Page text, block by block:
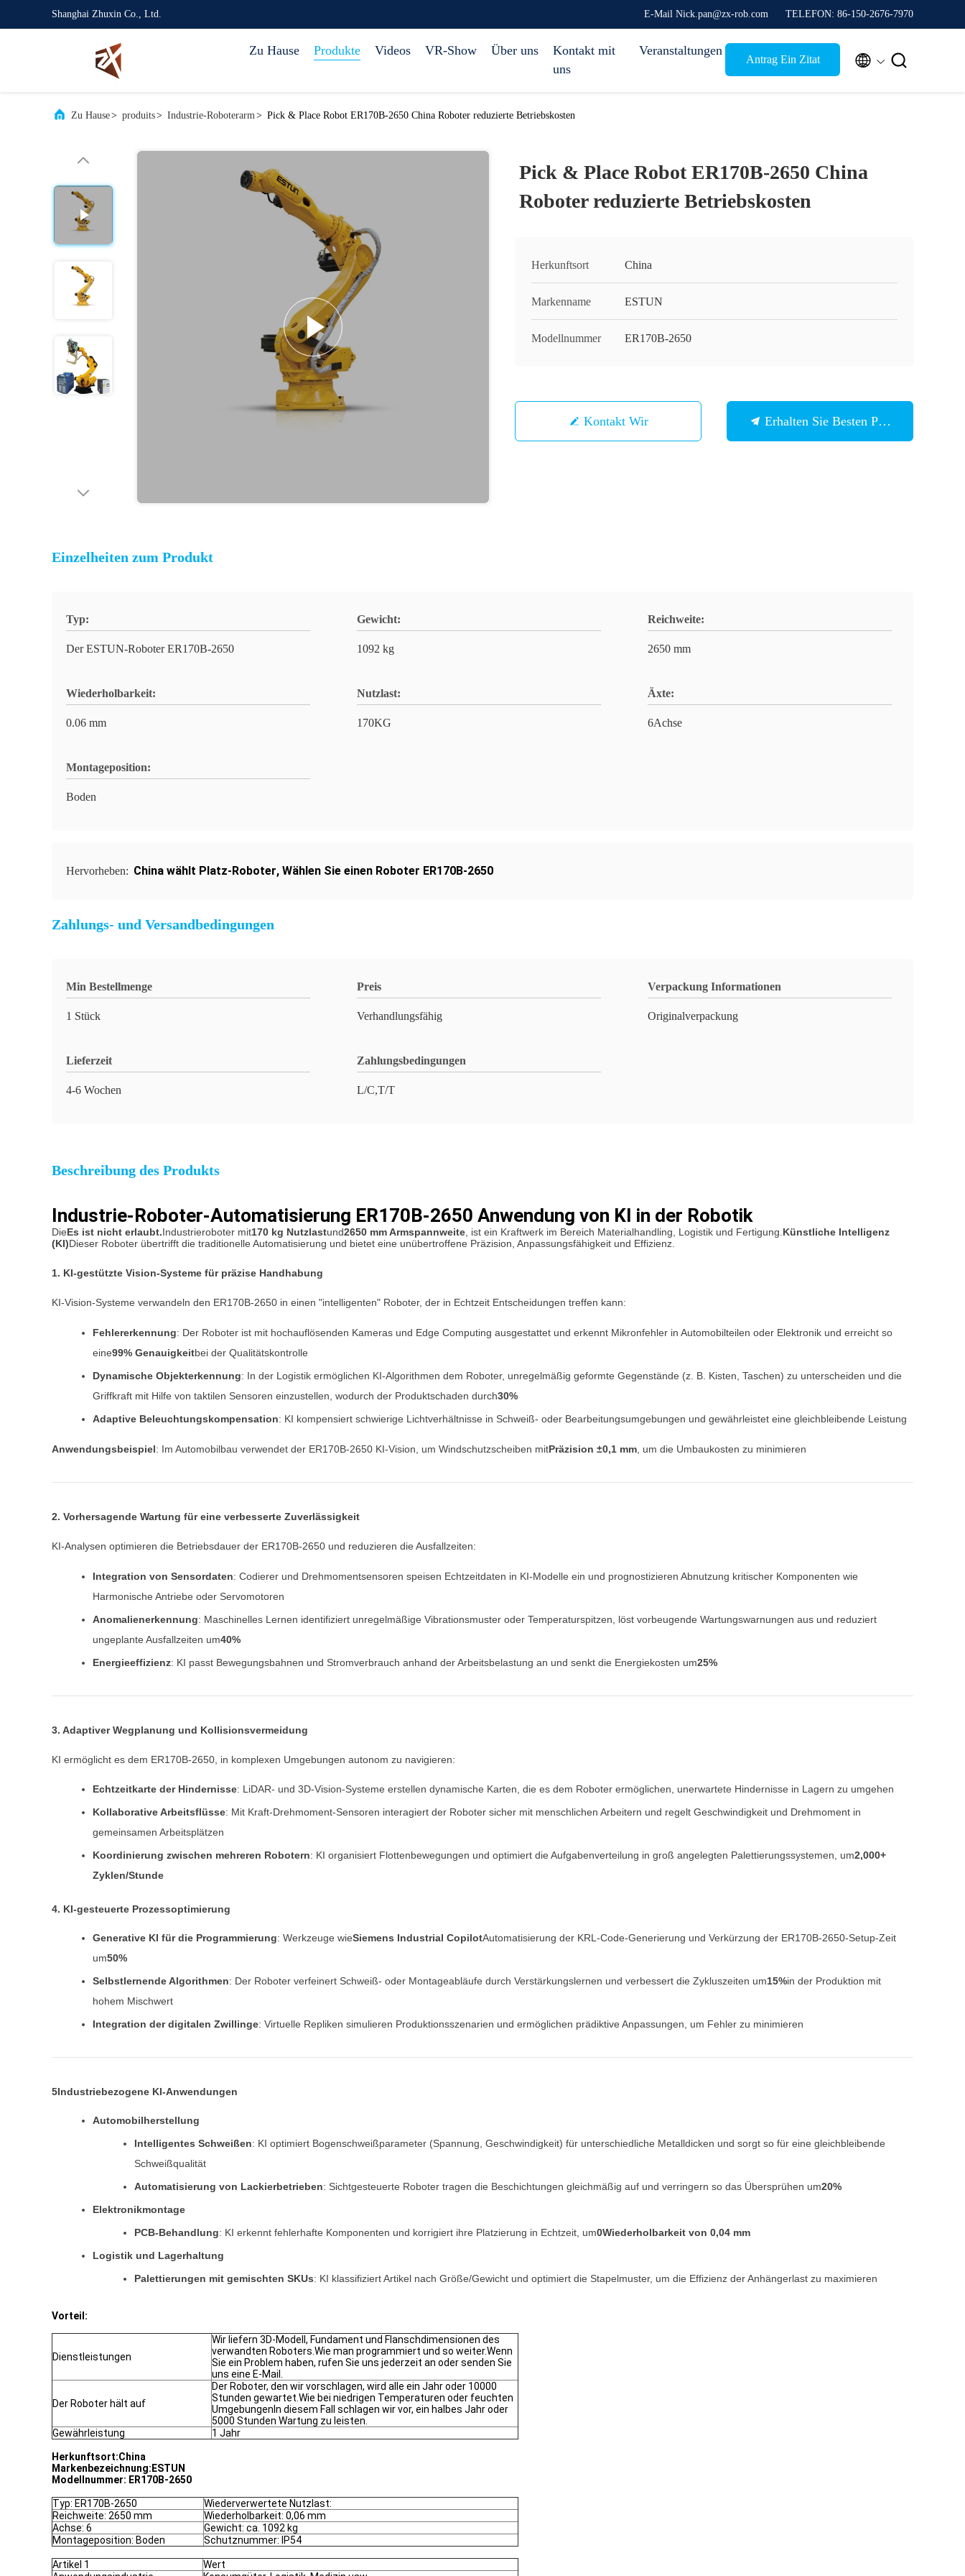
Shanghai Zhuxin Co., Ltd. E-Mail Nick.pan@zx-rob.com TELEFON: 86-150-2676-7970
Zu Hause Produkte Videos VR-Show Über uns
Kontakt mit
uns
Veranstaltungen
Antrag Ein Zitat  
Zu Hause> produits> Industrie-Roboterarm> Pick & Place Robot ER170B-2650 China Roboter reduzierte Betriebskosten
Pick & Place Robot ER170B-2650 China
Roboter reduzierte Betriebskosten
Herkunftsort China
Markenname ESTUN
Modellnummer ER170B-2650
Kontakt Wir Erhalten Sie Besten Preis
Einzelheiten zum Produkt
Typ:
Der ESTUN-Roboter ER170B-2650
Gewicht:
1092 kg
Reichweite:
2650 mm
Wiederholbarkeit:
0.06 mm
Nutzlast:
170KG
Äxte:
6Achse
Montageposition:
Boden
Hervorheben: China wählt Platz-Roboter, Wählen Sie einen Roboter ER170B-2650
Zahlungs- und Versandbedingungen
Min Bestellmenge
1 Stück
Preis
Verhandlungsfähig
Verpackung Informationen
Originalverpackung
Lieferzeit
4-6 Wochen
Zahlungsbedingungen
L/C,T/T
Beschreibung des Produkts
Industrie-Roboter-Automatisierung ER170B-2650 Anwendung von KI in der Robotik
DieEs ist nicht erlaubt.Industrieroboter mit170 kg Nutzlastund2650 mm Armspannweite , ist ein Kraftwerk im Bereich Materialhandling, Logistik und Fertigung. Künstliche Intelligenz
(KI)Dieser Roboter übertrifft die traditionelle Automatisierung und bietet eine unübertroffene Präzision, Anpassungsfähigkeit und Effizienz.
1. KI-gestützte Vision-Systeme für präzise Handhabung
KI-Vision-Systeme verwandeln den ER170B-2650 in einen "intelligenten" Roboter, der in Echtzeit Entscheidungen treffen kann:
Fehlererkennung: Der Roboter ist mit hochauflösenden Kameras und Edge Computing ausgestattet und erkennt Mikronfehler in Automobilteilen oder Elektronik und erreicht so
eine99% Genauigkeitbei der Qualitätskontrolle
Dynamische Objekterkennung: In der Logistik ermöglichen KI-Algorithmen dem Roboter, unregelmäßig geformte Gegenstände (z. B. Kisten, Taschen) zu unterscheiden und die
Griffkraft mit Hilfe von taktilen Sensoren einzustellen, wodurch der Produktschaden durch30%
Adaptive Beleuchtungskompensation: KI kompensiert schwierige Lichtverhältnisse in Schweiß- oder Bearbeitungsumgebungen und gewährleistet eine gleichbleibende Leistung
Anwendungsbeispiel: Im Automobilbau verwendet der ER170B-2650 KI-Vision, um Windschutzscheiben mitPräzision ±0,1 mm, um die Umbaukosten zu minimieren
2. Vorhersagende Wartung für eine verbesserte Zuverlässigkeit
KI-Analysen optimieren die Betriebsdauer der ER170B-2650 und reduzieren die Ausfallzeiten:
Integration von Sensordaten: Codierer und Drehmomentsensoren speisen Echtzeitdaten in KI-Modelle ein und prognostizieren Abnutzung kritischer Komponenten wie
Harmonische Antriebe oder Servomotoren
Anomalienerkennung: Maschinelles Lernen identifiziert unregelmäßige Vibrationsmuster oder Temperaturspitzen, löst vorbeugende Wartungswarnungen aus und reduziert
ungeplante Ausfallzeiten um40%
Energieeffizienz: KI passt Bewegungsbahnen und Stromverbrauch anhand der Arbeitsbelastung an und senkt die Energiekosten um25%
3. Adaptiver Wegplanung und Kollisionsvermeidung
KI ermöglicht es dem ER170B-2650, in komplexen Umgebungen autonom zu navigieren:
Echtzeitkarte der Hindernisse: LiDAR- und 3D-Vision-Systeme erstellen dynamische Karten, die es dem Roboter ermöglichen, unerwartete Hindernisse in Lagern zu umgehen
Kollaborative Arbeitsflüsse: Mit Kraft-Drehmoment-Sensoren interagiert der Roboter sicher mit menschlichen Arbeitern und regelt Geschwindigkeit und Drehmoment in
gemeinsamen Arbeitsplätzen
Koordinierung zwischen mehreren Robotern: KI organisiert Flottenbewegungen und optimiert die Aufgabenverteilung in groß angelegten Palettierungssystemen, um2,000+
Zyklen/Stunde
4. KI-gesteuerte Prozessoptimierung
Generative KI für die Programmierung: Werkzeuge wieSiemens Industrial CopilotAutomatisierung der KRL-Code-Generierung und Verkürzung der ER170B-2650-Setup-Zeit
um50%
Selbstlernende Algorithmen: Der Roboter verfeinert Schweiß- oder Montageabläufe durch Verstärkungslernen und verbessert die Zykluszeiten um15%in der Produktion mit
hohem Mischwert
Integration der digitalen Zwillinge: Virtuelle Repliken simulieren Produktionsszenarien und ermöglichen prädiktive Anpassungen, um Fehler zu minimieren
5Industriebezogene KI-Anwendungen
Automobilherstellung
Intelligentes Schweißen: KI optimiert Bogenschweißparameter (Spannung, Geschwindigkeit) für unterschiedliche Metalldicken und sorgt so für eine gleichbleibende
Schweißqualität
Automatisierung von Lackierbetrieben: Sichtgesteuerte Roboter tragen die Beschichtungen gleichmäßig auf und verringern so das Übersprühen um20%
Elektronikmontage
PCB-Behandlung: KI erkennt fehlerhafte Komponenten und korrigiert ihre Platzierung in Echtzeit, um0Wiederholbarkeit von 0,04 mm
Logistik und Lagerhaltung
Palettierungen mit gemischten SKUs: KI klassifiziert Artikel nach Größe/Gewicht und optimiert die Stapelmuster, um die Effizienz der Anhängerlast zu maximieren
Vorteil:
Dienstleistungen
Wir liefern 3D-Modell, Fundament und Flanschdimensionen des
verwandten Roboters.Wie man programmiert und so weiter.Wenn
Sie ein Problem haben, rufen Sie uns jederzeit an oder senden Sie
uns eine E-Mail.
Der Roboter hält auf
Der Roboter, den wir vorschlagen, wird alle ein Jahr oder 10000
Stunden gewartet.Wie bei niedrigen Temperaturen oder feuchten
UmgebungenIn diesem Fall schlagen wir vor, ein halbes Jahr oder
5000 Stunden Wartung zu leisten.
Gewährleistung
1 Jahr
Herkunftsort:China
Markenbezeichnung:ESTUN
Modellnummer: ER170B-2650
Typ: ER170B-2650
Wiederverwertete Nutzlast:
Reichweite: 2650 mm
Wiederholbarkeit: 0,06 mm
Achse: 6
Gewicht: ca. 1092 kg
Montageposition: Boden
Schutznummer: IP54
Artikel 1
Wert